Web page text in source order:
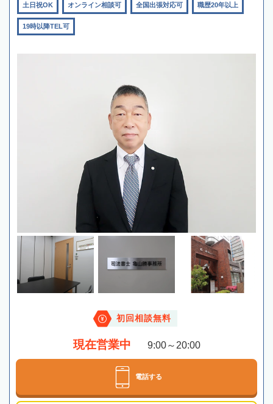
土日祝OK オンライン相談可 全国出張対応可 職歴20年以上
19時以降TEL可
初回相談無料
現在営業中 9:00～20:00
電話する